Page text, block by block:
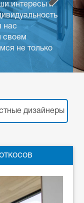
интересы и
нас
своем
не только
дизайнеры